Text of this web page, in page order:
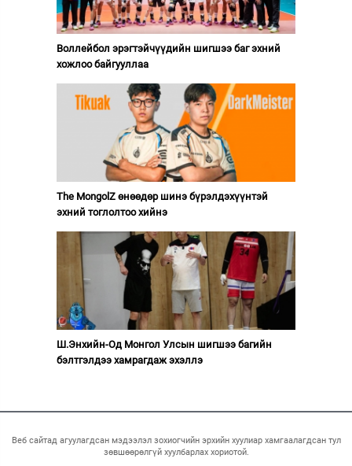
Воллейбол эрэгтэйчүүдийн шигшээ баг эхний
хожлоо байгууллаа
The MongolZ өнөөдөр шинэ бүрэлдэхүүнтэй
эхний тоглолтоо хийнэ
Ш.Энхийн-Од Монгол Улсын шигшээ багийн
бэлтгэлдээ хамрагдаж эхэллэ
Веб сайтад агуулагдсан мэдээлэл зохиогчийн эрхийн хуулиар хамгаалагдсан тул
зөвшөөрөлгүй хуулбарлах хориотой.